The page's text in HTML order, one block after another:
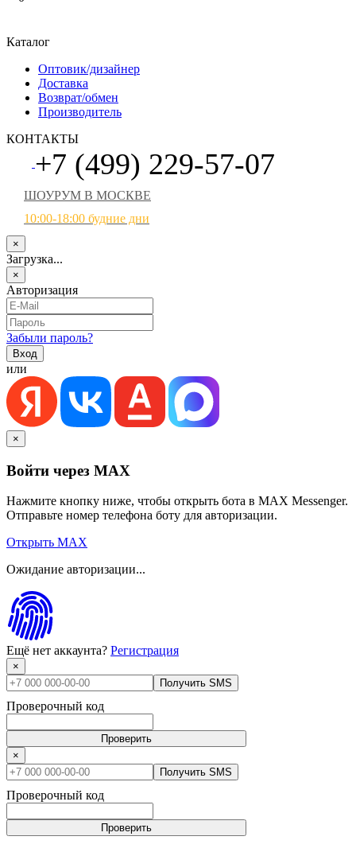
Каталог
Оптовик/дизайнер
Доставка
Возврат/обмен
Производитель
КОНТАКТЫ
+7 (499) 229-57-07
ШОУРУМ В МОСКВЕ
10:00-18:00 будние дни
×
Загрузка...
×
Авторизация
Забыли пароль?
или
×
Войти через MAX
Нажмите кнопку ниже, чтобы открыть бота в MAX Messenger.
Отправьте номер телефона боту для авторизации.
Открыть MAX
Ожидание авторизации...
Ещё нет аккаунта? Регистрация
×
Получить SMS
Проверочный код
Проверить
×
Получить SMS
Проверочный код
Проверить